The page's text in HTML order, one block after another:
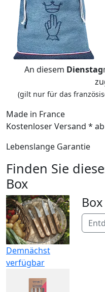
An diesem Dienstag
(gilt nur für das
Made in France
Kostenloser Versand *
Lebenslange Garantie
Finden Sie
Box
Demnächst
verfügbar